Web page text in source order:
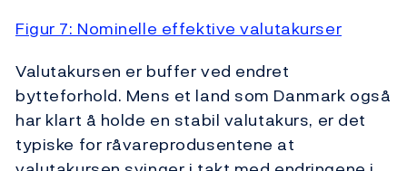
Figur 7: Nominelle effektive valutakurser
Valutakursen er buffer ved endret
bytteforhold. Mens et land som Danmark også
har klart å holde en stabil valutakurs, er det
typiske for råvareprodusentene at